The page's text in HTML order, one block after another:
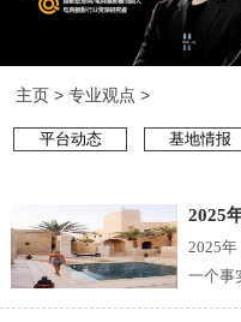
主页 >专业观点 >
平台动态 基地情报
2025
2025
一个事